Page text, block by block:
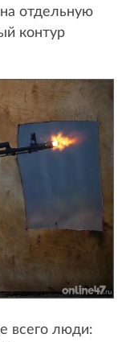
отдельную
контур
всего люди: